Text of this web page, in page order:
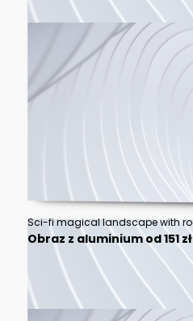
Obraz z aluminium od 151 zł